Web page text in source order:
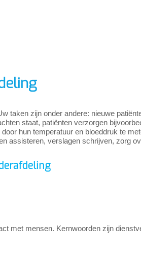
taken zijn onder andere: nieuwe
staat, patiënten verzorgen
hun temperatuur en bloeddruk te
assisteren, verslagen schrijven, zorg
met mensen. Kernwoorden zijn